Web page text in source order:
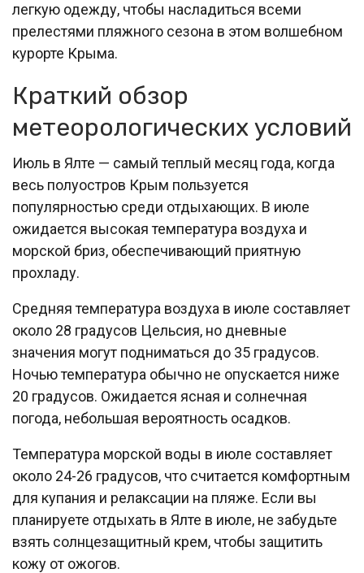
легкую одежду, чтобы насладиться всеми
прелестями пляжного сезона в этом волшебном
курорте Крыма.
Краткий обзор
метеорологических условий
Июль в Ялте — самый теплый месяц года, когда
весь полуостров Крым пользуется
популярностью среди отдыхающих. В июле
ожидается высокая температура воздуха и
морской бриз, обеспечивающий приятную
прохладу.
Средняя температура воздуха в июле составляет
около 28 градусов Цельсия, но дневные
значения могут подниматься до 35 градусов.
Ночью температура обычно не опускается ниже
20 градусов. Ожидается ясная и солнечная
погода, небольшая вероятность осадков.
Температура морской воды в июле составляет
около 24-26 градусов, что считается комфортным
для купания и релаксации на пляже. Если вы
планируете отдыхать в Ялте в июле, не забудьте
взять солнцезащитный крем, чтобы защитить
кожу от ожогов.